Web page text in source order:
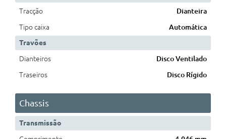
Tracção
Dianteira
Tipo caixa
Automática
Travões
Dianteiros
Disco Ventilado
Traseiros
Disco Rígido
Chassis
Transmissão